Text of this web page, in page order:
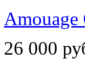
Amouage
26 000